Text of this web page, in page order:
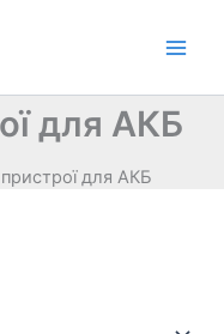
для АКБ
пристрої для АКБ